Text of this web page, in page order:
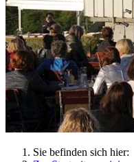
Sie befinden sich hier: